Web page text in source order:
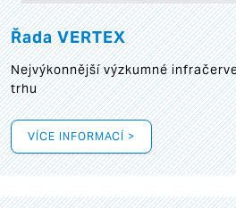
Řada VERTEX
Nejvýkonnější výzkumné
trhu
VÍCE INFORMACÍ >